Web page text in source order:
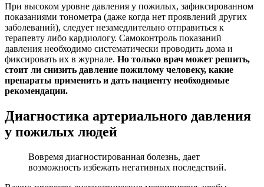
При высоком уровне давления у пожилых, зафиксированном
показаниями тонометра (даже когда нет проявлений других
заболеваний), следует незамедлительно отправиться к
терапевту либо кардиологу. Самоконтроль показаний
давления необходимо систематически проводить дома и
фиксировать их в журнале. Но только врач может решить,
стоит ли снизить давление пожилому человеку, какие
препараты применить и дать пациенту необходимые
рекомендации.
Диагностика артериального давления
у пожилых людей
Вовремя диагностированная болезнь, дает
возможность избежать негативных последствий.